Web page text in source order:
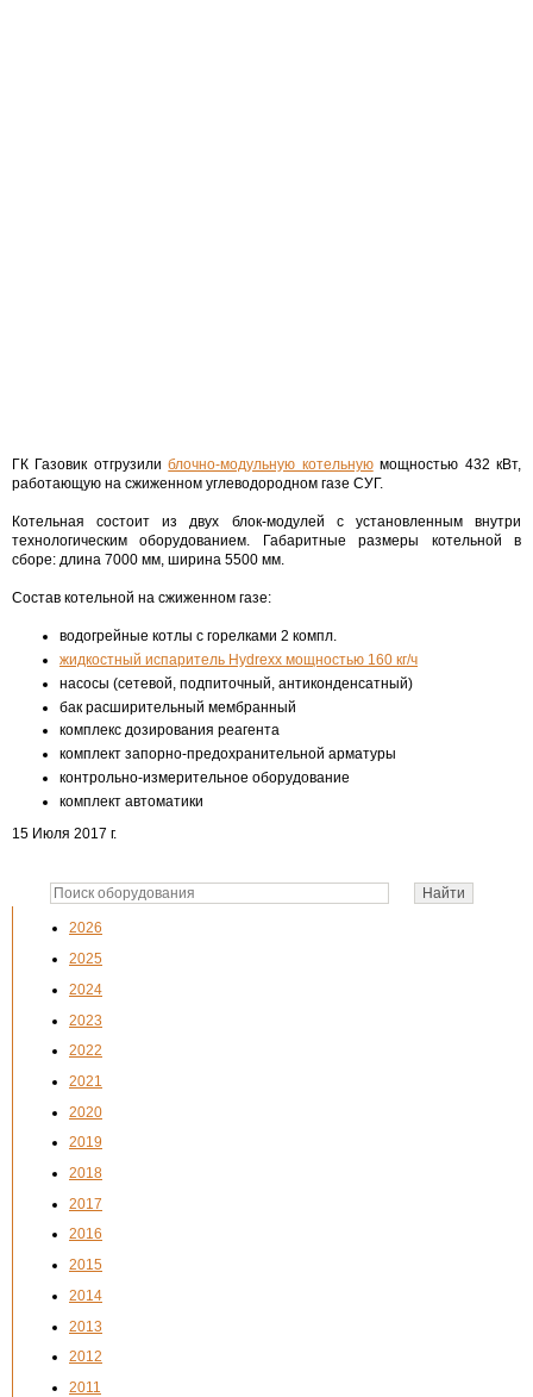
2026
2025
2024
2023
2022
2021
2020
2019
2018
2017
2016
2015
2014
2013
2012
2011
ГК Газовик отгрузилиблочно-модульную котельнуюмощностью 432 кВт,
работающую на сжиженном углеводородном газе СУГ.
Котельная состоит из двух блок-модулей с установленным внутри
технологическим оборудованием. Габаритные размеры котельной в
сборе: длина 7000 мм, ширина 5500 мм.
Состав котельной на сжиженном газе:
водогрейные котлы с горелками 2 компл.
жидкостный испаритель Hydrexx мощностью 160 кг/ч
насосы (сетевой, подпиточный, антиконденсатный)
бак расширительный мембранный
комплекс дозирования реагента
комплект запорно-предохранительной арматуры
контрольно-измерительное оборудование
комплект автоматики
15 Июля 2017 г.